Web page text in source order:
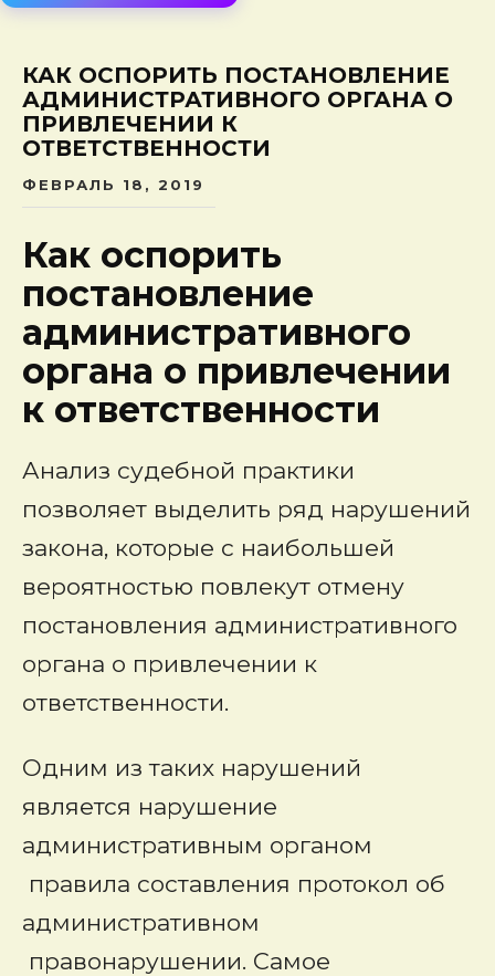
КАК ОСПОРИТЬ ПОСТАНОВЛЕНИЕ
АДМИНИСТРАТИВНОГО ОРГАНА О
ПРИВЛЕЧЕНИИ К
ОТВЕТСТВЕННОСТИ
ФЕВРАЛЬ 18, 2019
Как оспорить
постановление
административного
органа о привлечении
к ответственности
Анализ судебной практики
позволяет выделить ряд нарушений
закона, которые с наибольшей
вероятностью повлекут отмену
постановления административного
органа о привлечении к
ответственности.
Одним из таких нарушений
является нарушение
административным органом
правила составления протокол об
административном
правонарушении. Самое